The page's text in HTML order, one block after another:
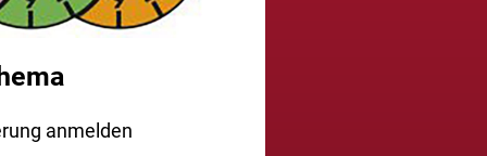
anmelden